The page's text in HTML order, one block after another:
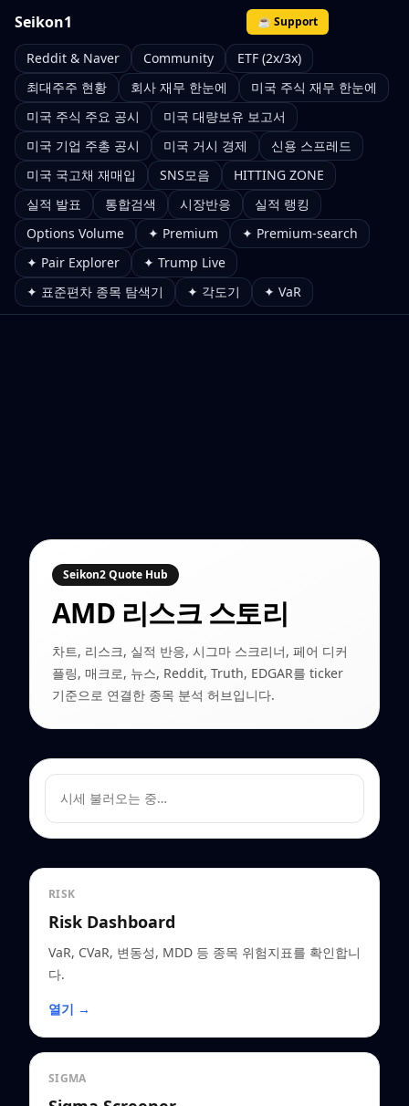
Seikon1 ☕ Support
Reddit & Naver Community
ETF (2x/3x)
최대주주 현황
회사 재무 한눈에
미국 주식 재무 한눈에
미국 주식 주요 공시
미국 대량보유 보고서
미국 기업 주총 공시
미국 거시 경제
신용 스프레드
미국 국고채 재매입
SNS모음
HITTING ZONE
실적 발표
통합검색 시장반응
실적 랭킹
Options Volume
✦ Premium
✦ Premium-search
✦ Pair Explorer
✦ Trump Live
✦ 표준편차 종목 탐색기
✦ 각도기 ✦ VaR
Seikon2 Quote Hub
AMD리스크 스토리
차트, 리스크, 실적 반응, 시그마 스크리너, 페어 디커
플링, 매크로, 뉴스, Reddit, Truth, EDGAR를 ticker
기준으로 연결한 종목 분석 허브입니다.
시세 불러오는 중…
RISK
Risk Dashboard
VaR, CVaR, 변동성, MDD 등 종목 위험지표를 확인합니
다.
열기 →
SIGMA